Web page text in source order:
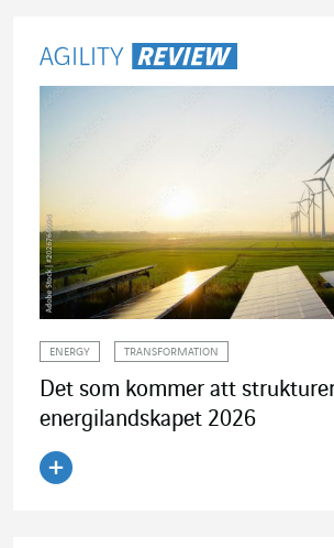
ENERGY TRANSFORMATION
Det som kommer att
energilandskapet 2026